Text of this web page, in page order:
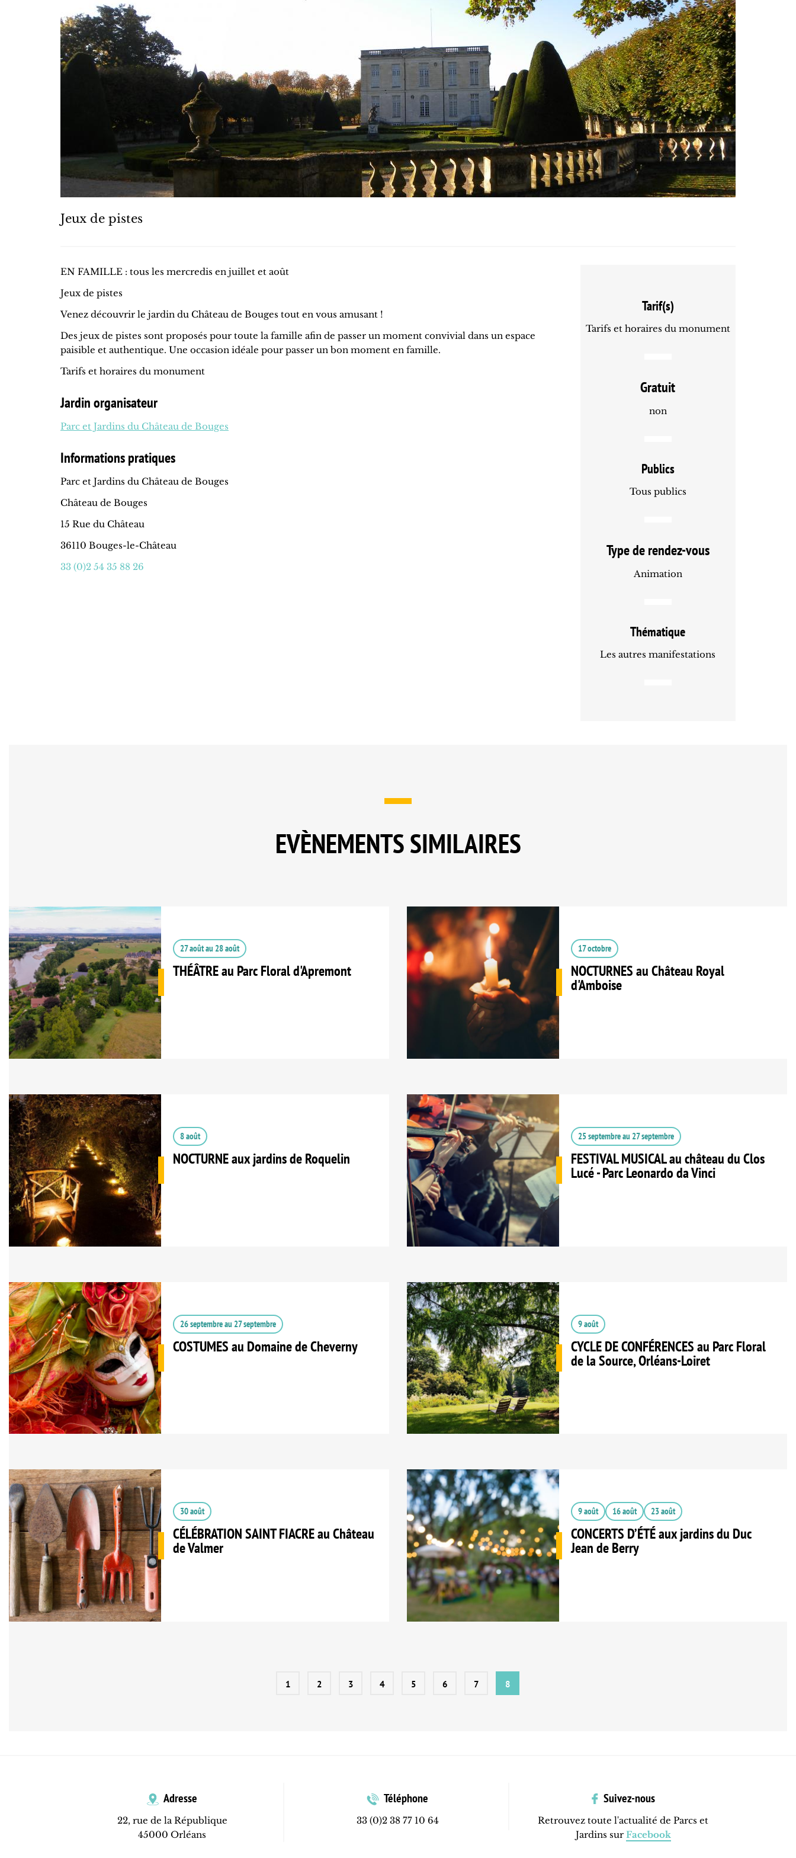
Jeux de pistes
EN FAMILLE : tous les mercredis en juillet et août
Jeux de pistes
Venez découvrir le jardin du Château de Bouges tout en vous amusant !
Des jeux de pistes sont proposés pour toute la famille afin de passer un moment convivial dans un espace
paisible et authentique. Une occasion idéale pour passer un bon moment en famille.
Tarifs et horaires du monument
Jardin organisateur
Parc et Jardins du Château de Bouges
Informations pratiques
Parc et Jardins du Château de Bouges
Château de Bouges
15 Rue du Château
36110 Bouges-le-Château
33 (0)2 54 35 88 26
Tarif(s)
Tarifs et horaires du monument
Gratuit
non
Publics
Tous publics
Type de rendez-vous
Animation
Thématique
Les autres manifestations
EVÈNEMENTS SIMILAIRES
27 aoûtau 28 août
THÉÂTRE au Parc Floral d'Apremont
17 octobre
NOCTURNES au Château Royal
d'Amboise
8 août
NOCTURNE aux jardins de Roquelin
25 septembreau 27 septembre
FESTIVAL MUSICAL au château du Clos
Lucé - Parc Leonardo da Vinci
26 septembreau 27 septembre
COSTUMES au Domaine de Cheverny
9 août
CYCLE DE CONFÉRENCES au Parc Floral
de la Source, Orléans-Loiret
30 août
CÉLÉBRATION SAINT FIACRE au Château
de Valmer
9 août 16 août 23 août
CONCERTS D’ÉTÉ aux jardins du Duc
Jean de Berry
1 2 3 4 5 6 7 8
Adresse
22, rue de la République
45000 Orléans
Téléphone
33 (0)2 38 77 10 64
Suivez-nous
Retrouvez toute l'actualité de Parcs et
Jardins sur Facebook